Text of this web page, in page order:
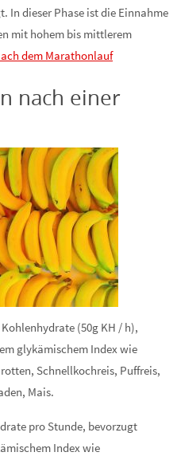
In dieser Phase ist die Einnahme
mit hohem bis mittlerem
dem Marathonlauf
nach einer
(50g KH / h),
glykämischem Index wie
Schnellkochreis, Puffreis,
Mais.
pro Stunde, bevorzugt
Index wie